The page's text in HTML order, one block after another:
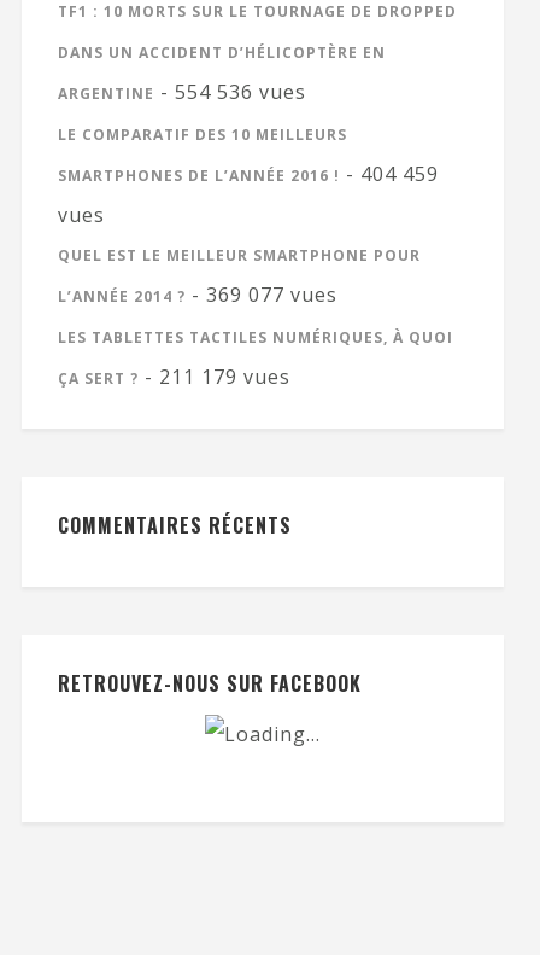
TF1 : 10 MORTS SUR LE TOURNAGE DE DROPPED
DANS UN ACCIDENT D’HÉLICOPTÈRE EN
ARGENTINE - 554 536 vues
LE COMPARATIF DES 10 MEILLEURS
SMARTPHONES DE L’ANNÉE 2016 ! - 404 459
vues
QUEL EST LE MEILLEUR SMARTPHONE POUR
L’ANNÉE 2014 ? - 369 077 vues
LES TABLETTES TACTILES NUMÉRIQUES, À QUOI
ÇA SERT ? - 211 179 vues
COMMENTAIRES RÉCENTS
RETROUVEZ-NOUS SUR FACEBOOK